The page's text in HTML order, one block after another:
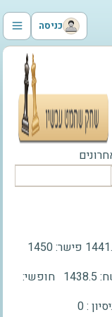
כניסה
פישר:1450
1438.5 חופשי:
:
0